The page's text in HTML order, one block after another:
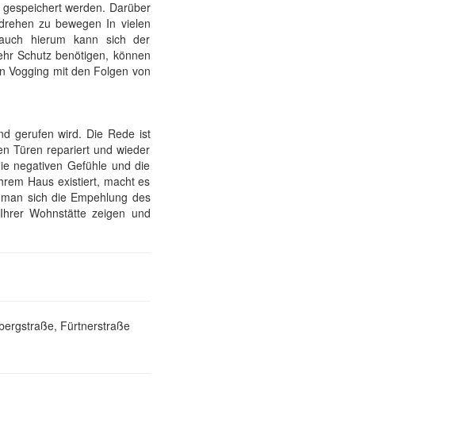
werden. Darüber
zu bewegen In vielen
hierum kann sich der
Schutz benötigen, können
Vogging mit den Folgen von
gerufen wird. Die Rede ist
Türen repariert und wieder
negativen Gefühle und die
Haus existiert, macht es
sich die Empehlung des
Wohnstätte zeigen und
Fürtnerstraße